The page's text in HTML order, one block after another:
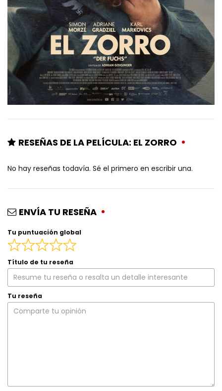
RESEÑAS DE LA PELÍCULA: EL ZORRO
No hay reseñas todavía. Sé el primero en escribir una.
ENVÍA TU RESEÑA
Tu puntuación global
Título de tu reseña
Tu reseña